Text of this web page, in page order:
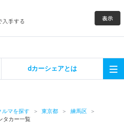
dカーシェアとは
ルマを探す 東京都
練馬区
タカー一覧
ア